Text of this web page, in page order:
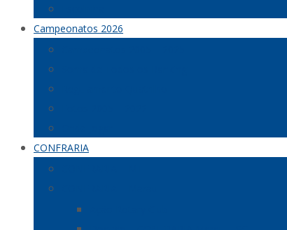
Campeonatos 2026
CONFRARIA